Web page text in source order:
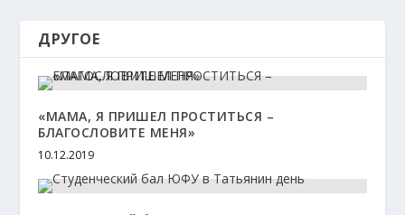
ДРУГОЕ
«МАМА, Я ПРИШЕЛ ПРОСТИТЬСЯ –
БЛАГОСЛОВИТЕ МЕНЯ»
10.12.2019